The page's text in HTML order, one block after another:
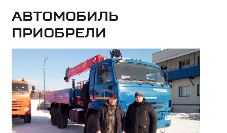
Автомобиль
приобрели